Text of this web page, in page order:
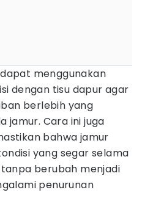
menggunakan
dengan tisu dapur agar
berlebih yang
jamur. Cara ini juga
bahwa jamur
yang segar selama
berubah menjadi
penurunan